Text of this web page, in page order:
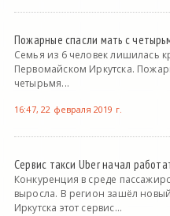
Пожарные спасли мать с
Семья из 6 человек лишилась
Первомайском Иркутска.
четырьмя...
16:47, 22 февраля 2019 г.
Сервис такси Uber начал
Конкуренция в среде
выросла. В регион зашёл
Иркутска этот сервис...